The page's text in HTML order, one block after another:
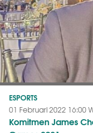
ESPORTS
01 Februari 2022 16:00
Komitmen James